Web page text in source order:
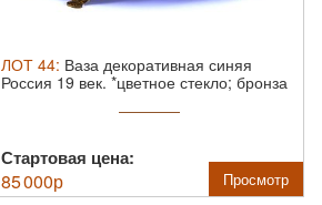
ЛОТ 44: Ваза декоративная синяя
Россия 19 век. *цветное стекло; бронза
Стартовая цена:
85 000р Просмотр